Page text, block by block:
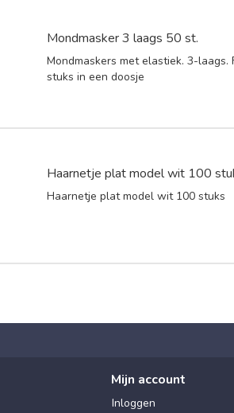
Mondmasker 3 laags 50 st.
Mondmaskers met elastiek. 3-
stuks in een doosje
Haarnetje plat model wit 100
Haarnetje plat model wit 100 stuks
Mijn account
Inloggen